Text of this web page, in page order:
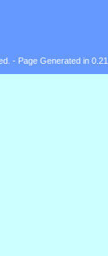
- Page Generated in